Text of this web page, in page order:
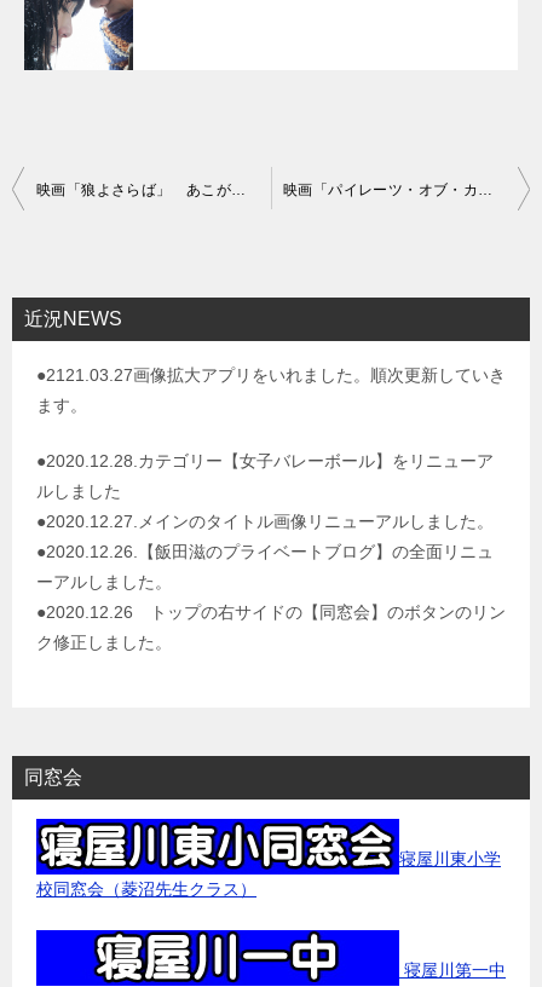
投
ビ
ゲ
近況NEWS
●2121.03.27画像拡大アプリをいれました。順次更新していき
ます。
●2020.12.28.カテゴリー【女子バレーボール】をリニューア
ルしました
●2020.12.27.メインのタイトル画像リニューアルしました。
●2020.12.26.【飯田滋のプライベートブログ】の全面リニュ
ーアルしました。
●2020.12.26 トップの右サイドの【同窓会】のボタンのリン
ク修正しました。
同窓会
寝屋川東小学
校同窓会（菱沼先生クラス）
寝屋川第一中